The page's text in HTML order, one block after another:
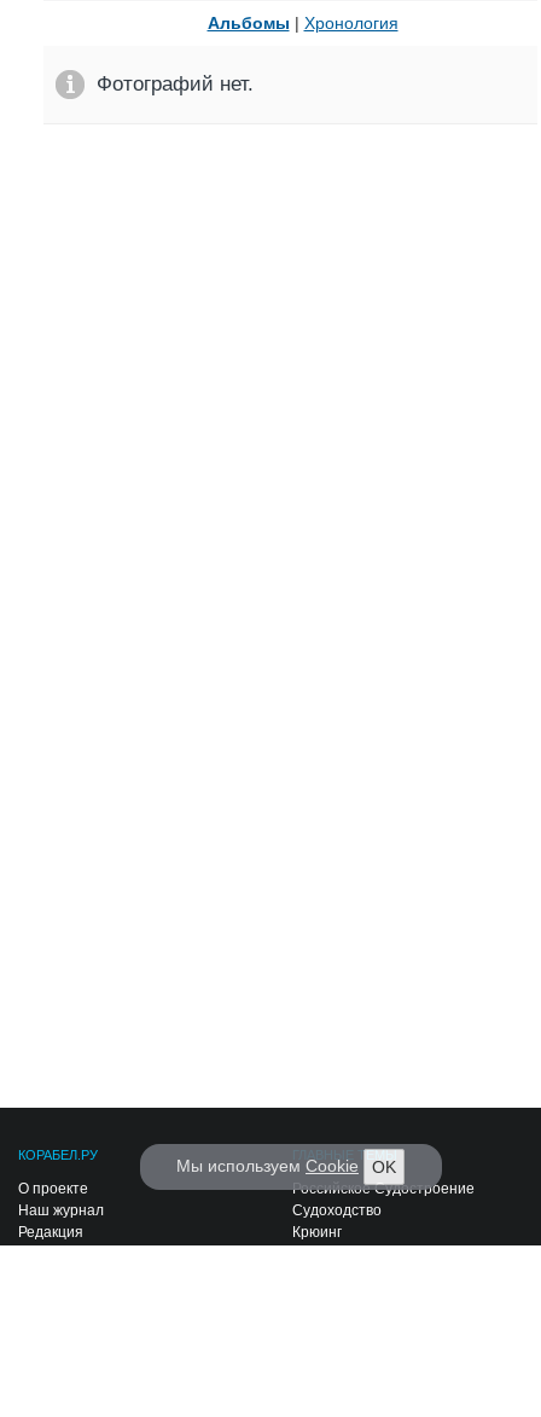
Альбомы | Хронология
Фотографий нет.
КОРАБЕЛ.РУ
О проекте
Наш журнал
Редакция
ГЛАВНЫЕ ТЕМЫ
Российское Судостроение
Судоходство
Крюинг
Мы используем Cookie OK